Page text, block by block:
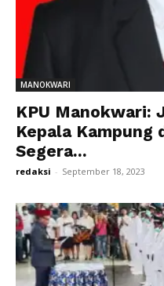
MANOKWARI
KPU Manokwari:
Kepala Kampung
Segera...
redaksi - September 18, 2023